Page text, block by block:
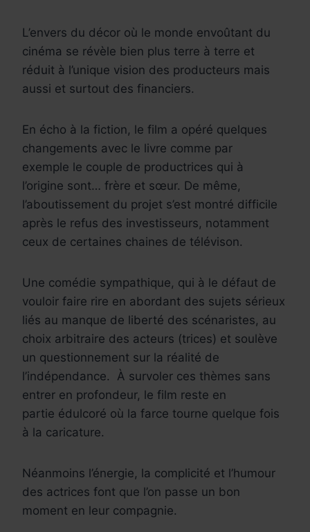
L’envers du décor où le monde envoûtant du
cinéma se révèle bien plus terre à terre et
réduit à l’unique vision des producteurs mais
aussi et surtout des financiers.
En écho à la fiction, le film a opéré quelques
changements avec le livre comme par
exemple le couple de productrices qui à
l’origine sont… frère et sœur. De même,
l’aboutissement du projet s’est montré difficile
après le refus des investisseurs, notamment
ceux de certaines chaines de télévison.
Une comédie sympathique, qui à le défaut de
vouloir faire rire en abordant des sujets sérieux
liés au manque de liberté des scénaristes, au
choix arbitraire des acteurs (trices) et soulève
un questionnement sur la réalité de
l’indépendance. À survoler ces thèmes sans
entrer en profondeur, le film reste en
partie édulcoré où la farce tourne quelque fois
à la caricature.
Néanmoins l’énergie, la complicité et l’humour
des actrices font que l’on passe un bon
moment en leur compagnie.